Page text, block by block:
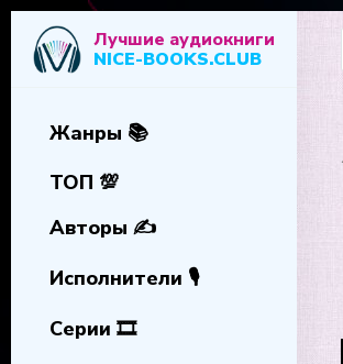
Лучшие аудиокниги
NICE-BOOKS.CLUB
Жанры 📚
ТОП 💯
Авторы ✍️
Исполнители 🎙️
Серии 🎞️